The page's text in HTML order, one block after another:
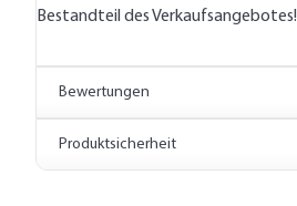
Bestandteil des Verkaufsangebotes!
Bewertungen
Produktsicherheit